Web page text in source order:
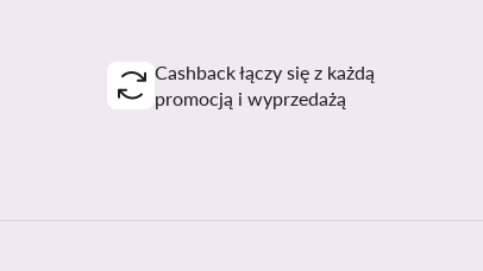
Cashback łączy się z każdą
promocją i wyprzedażą